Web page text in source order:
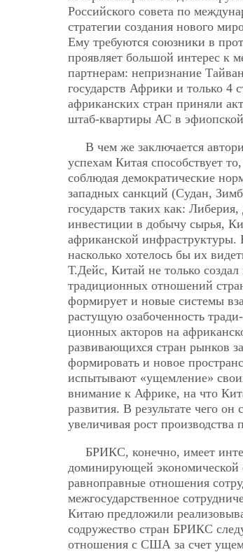
Российского совета по
стратегии создания нового
Ему требуются союзники в
проявляет большой интерес к
партнерам: непризнание
государств Африки и только 4
африканских стран приняли
штаб-квартиры АС в
В чем же заключается
успехам Китая способствует
соблюдая демократические
западных санкций (Судан,
государств таких как:
инвестиции в добычу сырья,
африканской
насколько хотелось бы их
Т.Дейс, Китай не только
традиционных отношений
формирует и новые системы
растущую озабоченность тради-
ционных акторов на
развивающихся стран рынков
формировать и новое
испытывают «ущемление»
внимание к Африке, на что
развития. В результате чего
увеличивая рост производства
БРИКС, конечно, имеет
доминирующей экономической
равноправные отношения
межгосударственное
Китаю предложили
содружество стран БРИКС
отношения с США за счет